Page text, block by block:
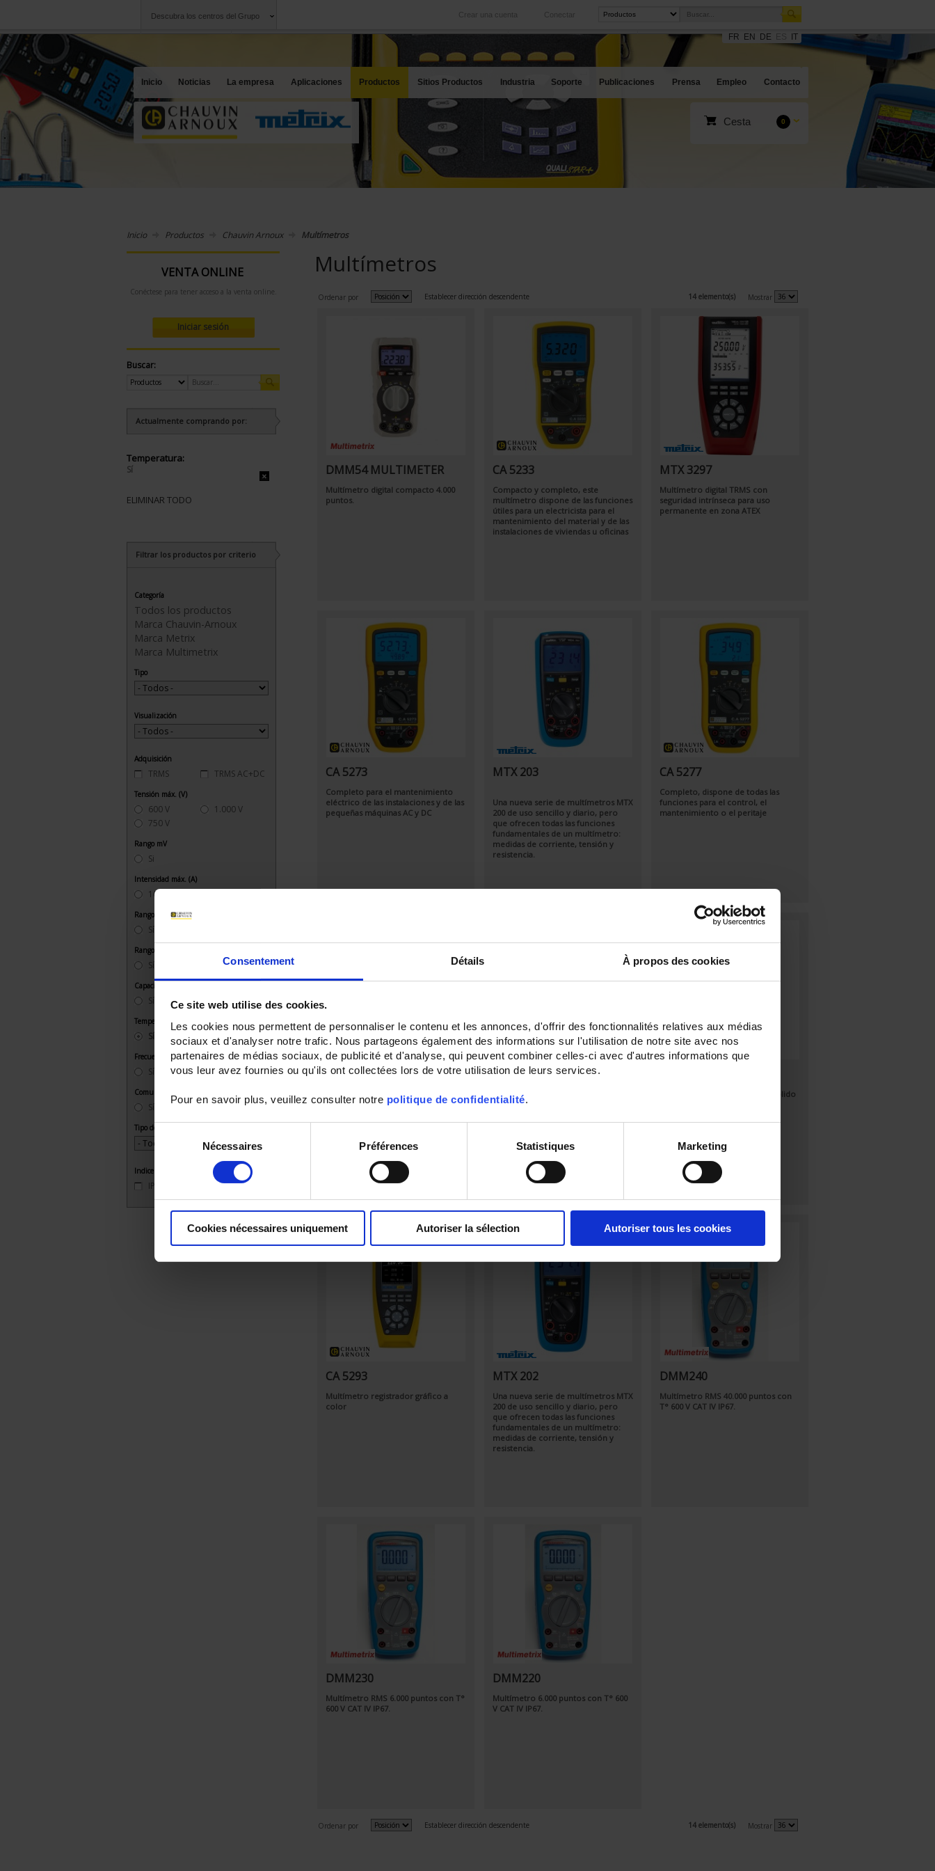
Consentement Détails À propos des cookies
Ce site web utilise des cookies.
Les cookies nous permettent de personnaliser le contenu et les annonces, d'offrir des fonctionnalités relatives aux médias
sociaux et d'analyser notre trafic. Nous partageons également des informations sur l'utilisation de notre site avec nos
partenaires de médias sociaux, de publicité et d'analyse, qui peuvent combiner celles-ci avec d'autres informations que
vous leur avez fournies ou qu'ils ont collectées lors de votre utilisation de leurs services.
Pour en savoir plus, veuillez consulter notre politique de confidentialité.
Sélection
du
consentement
Nécessaires Préférences Statistiques Marketing
Cookies nécessaires uniquement Autoriser la sélection Autoriser tous les cookies
Descubra los centros del Grupo Conectar
Crear una cuenta
Internacional
Nuestras filiales en el extranjero
Sitios web productos
Nuestras mejores ofertas
FR EN DE IT
Inicio Noticias La empresa Aplicaciones Productos Sitios Productos Industria Soporte Publicaciones Prensa Empleo Contacto
Cesta 0
Inicio Productos Chauvin Arnoux Multímetros
VENTA ONLINE
Conéctese para tener acceso a la venta online.
Iniciar sesión
Buscar:
Actualmente comprando por:
Temperatura:
Sí
ELIMINAR TODO
Filtrar los productos por criterio
Categoría
Todos los productos
Marca Chauvin-Arnoux
Marca Metrix
Marca Multimetrix
Tipo
Visualización
Adquisición
TRMS TRMS AC+DC
Tensión máx. (V)
600 V
750 V
1.000 V
Rango mV
Si
Intensidad máx. (A)
10 A
Rango mA
Sí
Rango µA
Sí No
Capacidad
Sí
Temperatura
Sí No
Frecuencia
Sí No
Comunicación
Sí No
Tipo de instalación
Indice IP
IP54 IP67
Multímetros
Ordenar por Establecer dirección descendente 14 elemento(s) Mostrar
DMM54 MULTIMETER
Multímetro digital compacto 4.000
puntos.
CA 5233
Compacto y completo, este
multímetro dispone de las funciones
útiles para un electricista para el
mantenimiento del material y de las
instalaciones de viviendas u oficinas
MTX 3297
Multímetro digital TRMS con
seguridad intrínseca para uso
permanente en zona ATEX
CA 5273
Completo para el mantenimiento
eléctrico de las instalaciones y de las
pequeñas máquinas AC y DC
MTX 203
Una nueva serie de multímetros MTX
200 de uso sencillo y diario, pero
que ofrecen todas las funciones
fundamentales de un multímetro:
medidas de corriente, tensión y
resistencia.
CA 5277
Completo, dispone de todas las
funciones para el control, el
mantenimiento o el peritaje
CA 5292
Multímetro registrador gráfico a
color
MTX 3290
Multímetro digital compacto, sólido,
estanco con teclado digital 6 kpts
Multímetro digital compacto, sólido
CA 5293
Multímetro registrador gráfico a
color
MTX 202
Una nueva serie de multímetros MTX
200 de uso sencillo y diario, pero
que ofrecen todas las funciones
fundamentales de un multímetro:
medidas de corriente, tensión y
resistencia.
DMM240
Multímetro RMS 40.000 puntos con
T° 600 V CAT IV IP67.
DMM230
Multímetro RMS 6.000 puntos con T°
600 V CAT IV IP67.
DMM220
Multímetro 6.000 puntos con T° 600
V CAT IV IP67.
Ordenar por Establecer dirección descendente 14 elemento(s) Mostrar